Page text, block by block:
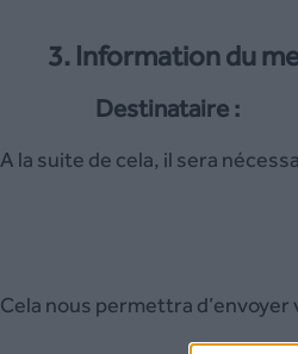
3. Information du
Destinataire :
A la suite de cela, il sera
Cela nous permettra